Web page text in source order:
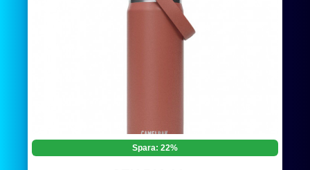
Spara: 22%